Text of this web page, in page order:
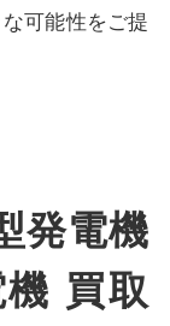
可能性をご提
発電機
買取